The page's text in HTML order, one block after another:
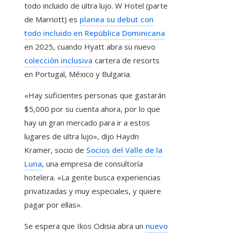
todo incluido de ultra lujo. W Hotel (parte
de Marriott) es planea su debut con
todo incluido en República Dominicana
en 2025, cuando Hyatt abra su nuevo
colección inclusiva cartera de resorts
en Portugal, México y Bulgaria.
«Hay suficientes personas que gastarán
$5,000 por su cuenta ahora, por lo que
hay un gran mercado para ir a estos
lugares de ultra lujo», dijo Haydn
Kramer, socio de Socios del Valle de la
Luna, una empresa de consultoría
hotelera. «La gente busca experiencias
privatizadas y muy especiales, y quiere
pagar por ellas».
Se espera que Ikos Odisia abra un nuevo